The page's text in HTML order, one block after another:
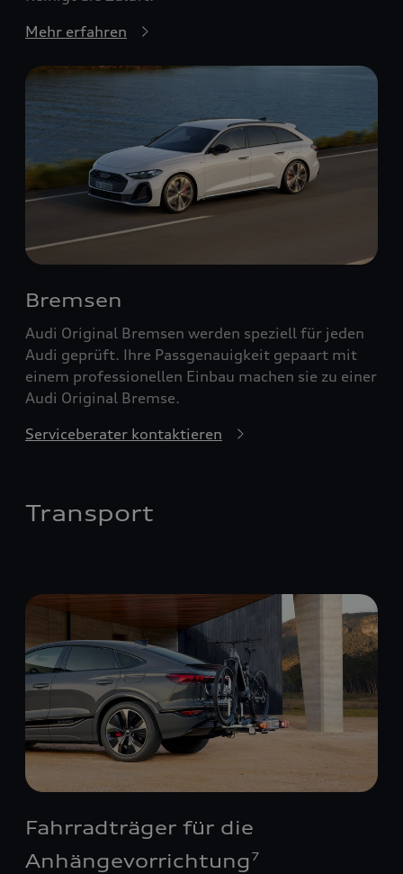
Mehr erfahren
Bremsen
Audi Original Bremsen werden speziell für jeden
Audi geprüft. Ihre Passgenauigkeit gepaart mit
einem professionellen Einbau machen sie zu einer
Audi Original Bremse.
Serviceberater kontaktieren
Transport
Fahrradträger für die
Anhängevorrichtung 7